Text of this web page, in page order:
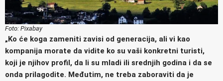
Foto: Pixabay
„Ko će koga zameniti zavisi od generacija, ali vi kao
kompanija morate da vidite ko su vaši konkretni turisti,
koji je njihov profil, da li su mladi ili srednjih godina i da se
onda prilagodite. Međutim, ne treba zaboraviti da je